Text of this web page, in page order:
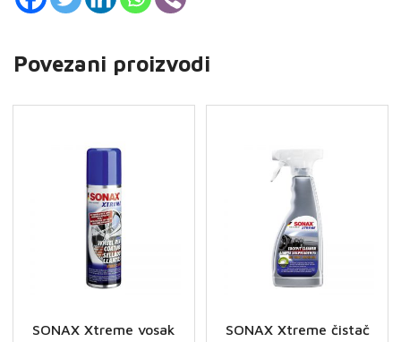
Povezani proizvodi
SONAX Xtreme vosak
SONAX Xtreme čistač